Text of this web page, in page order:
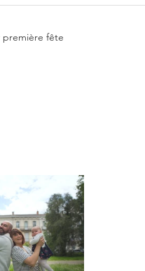
première fête